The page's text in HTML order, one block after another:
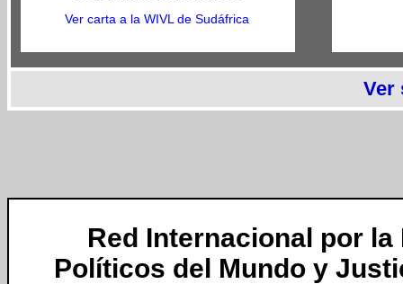
Ver carta a la WIVL de Sudáfrica
Ver
Red Internacional por
Políticos del Mundo y